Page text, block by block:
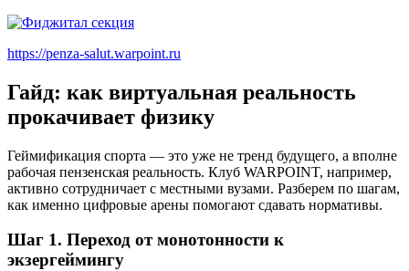
https://penza-salut.warpoint.ru
Гайд: как виртуальная реальность
прокачивает физику
Геймификация спорта — это уже не тренд будущего, а вполне
рабочая пензенская реальность. Клуб WARPOINT, например,
активно сотрудничает с местными вузами. Разберем по шагам,
как именно цифровые арены помогают сдавать нормативы.
Шаг 1. Переход от монотонности к
экзергеймингу